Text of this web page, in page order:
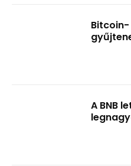
A BNB